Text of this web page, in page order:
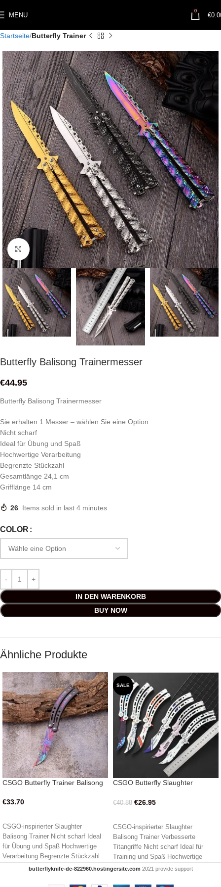
MENU
0
€
Startseite Butterfly Trainer​
Click to enlarge
Butterfly Balisong Trainermesser
€44.95
Butterfly Balisong Trainermesser
Sie erhalten 1 Messer – wählen Sie eine Option
Nicht scharf
Ideal für Übung und Spaß
Hochwertige Verarbeitung
Begrenzte Stückzahl
Gesamtlänge 24,1 cm
Grifflänge 14 cm
26 Items sold in last 4 minutes
COLOR
IN DEN WARENKORB
BUY NOW
Ähnliche Produkte
CSGO Butterfly Trainer Balisong
€33.70
CSGO-inspirierter Slaughter
Balisong Trainer Nicht scharf Ideal
für Übung und Spaß Hochwertige
Verarbeitung Begrenzte Stückzahl
Gesamtlänge: 9,5" Grifflänge: 5,5"
SALE
CSGO Butterfly Slaughter
verbessert
€40.88 €26.95
CSGO-inspirierter Slaughter
Balisong Trainer Verbesserte
Titangriffe Nicht scharf Ideal für
Training und Spaß Hochwertige
Verarbeitung Limitierte Auflage
butterflyknife-de-822960.hostingersite.com 2021 provide support